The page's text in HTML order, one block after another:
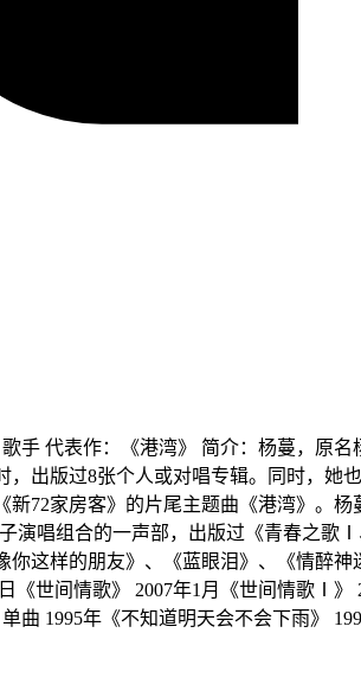
手 代表作：《港湾》 简介：杨蔓，原
，出版过8张个人或对唱专辑。同时，
新72家房客》的片尾主题曲《港湾》。
子演唱组合的一声部，出版过《青春
这样的朋友》、《蓝眼泪》、《情醉
《世间情歌》 2007年1月《世间情歌Ⅰ
曲 1995年《不知道明天会不会下雨》